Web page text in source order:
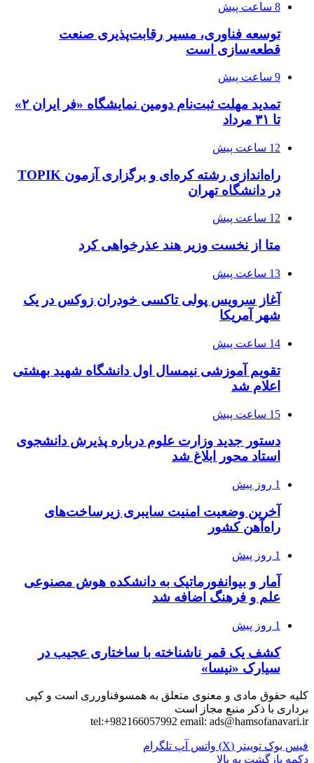
8 ساعت پیش
توسعه فناوری، مسیر رقابت‌پذیری صنعت
قطعه‌سازی است
9 ساعت پیش
تمدید مهلت ثبت‌نام دومین نمایشگاه «فر ایران ۲»
تا ۳۱ مرداد
12 ساعت پیش
راه‌اندازی رشته کره‌ای و برگزاری آزمون TOPIK
در دانشگاه تهران
12 ساعت پیش
متا از نخست وزیر هند عذرخواهی کرد
13 ساعت پیش
آغاز سرویس پولی تاکسی خودران زوکس در یک
شهر آمریکا
14 ساعت پیش
تقویم آموزشی نیمسال اول دانشگاه شهید بهشتی
اعلام شد
15 ساعت پیش
دستور جدید وزارت علوم درباره پذیرش دانشجوی
استاد محور ابلاغ شد
1 روز پیش
آخرین وضعیت امنیت سایبری زیرساخت‌های
راه‌آهن کشور
1 روز پیش
آمار و بیوانفورماتیک به دانشکده هوش مصنوعی
علم و فرهنگ اضافه شد
1 روز پیش
کشف یک قمر ناشناخته با ساختاری عجیب در
سیارک «نیسا»
کلیه حقوق مادی و معنوی متعلق به همسوفناورری است و کپی
برداری با ذکر منبع مجاز است
tel:+982166057992 email: ads@hamsofanavari.ir
فیس بوک توییتر (X) واتس آپ تلگرام
دکمه بازگشت به بالا